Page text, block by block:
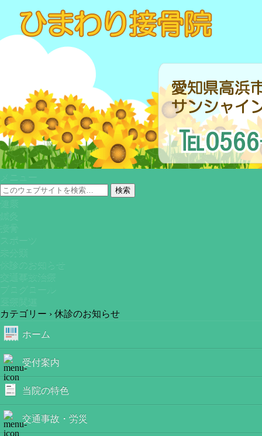
メニュー
健康
鍼灸
接骨
スポーツ
未分類
休診のお知らせ
交通事故治療
ブログロール
医療関連
カテゴリー › 休診のお知らせ
ホーム
受付案内
当院の特色
交通事故・労災